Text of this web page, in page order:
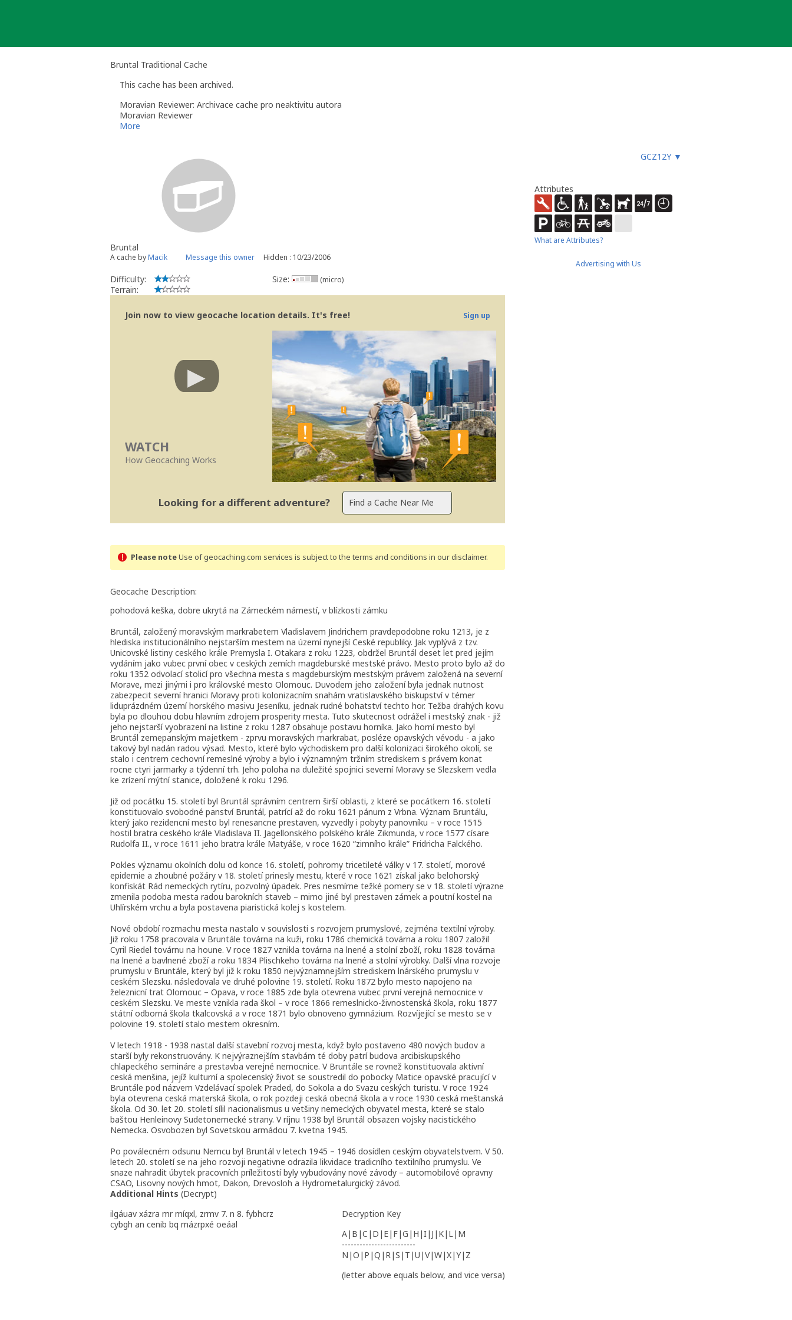
Bruntal Traditional Cache
This cache has been archived.
Moravian Reviewer: Archivace cache pro neaktivitu autora
Moravian Reviewer
Reviewer pro Moravskoslezský a Olomoucký kraj
More
GCZ12Y ▼
Bruntal
A cache byMacik Message this owner Hidden : 10/23/2006
Difficulty:
Terrain:
Size: (micro)
Join now to view geocache location details. It's free! Sign up
WATCH
How Geocaching Works
Looking for a different adventure?
Please noteUse of geocaching.com services is subject to the terms and conditions in our disclaimer.
Geocache Description:
pohodová keška, dobre ukrytá na Zámeckém námestí, v blízkosti zámku
Bruntál, založený moravským markrabetem Vladislavem Jindrichem pravdepodobne roku 1213, je z
hlediska institucionálního nejstarším mestem na území nynejší Ceské republiky. Jak vyplývá z tzv.
Unicovské listiny ceského krále Premysla I. Otakara z roku 1223, obdržel Bruntál deset let pred jejím
vydáním jako vubec první obec v ceských zemích magdeburské mestské právo. Mesto proto bylo až do
roku 1352 odvolací stolicí pro všechna mesta s magdeburským mestským právem založená na severní
Morave, mezi jinými i pro královské mesto Olomouc. Duvodem jeho založení byla jednak nutnost
zabezpecit severní hranici Moravy proti kolonizacním snahám vratislavského biskupství v témer
liduprázdném území horského masivu Jeseníku, jednak rudné bohatství techto hor. Težba drahých kovu
byla po dlouhou dobu hlavním zdrojem prosperity mesta. Tuto skutecnost odrážel i mestský znak - již
jeho nejstarší vyobrazení na listine z roku 1287 obsahuje postavu horníka. Jako horní mesto byl
Bruntál zemepanským majetkem - zprvu moravských markrabat, posléze opavských vévodu - a jako
takový byl nadán radou výsad. Mesto, které bylo východiskem pro další kolonizaci širokého okolí, se
stalo i centrem cechovní remeslné výroby a bylo i významným tržním strediskem s právem konat
rocne ctyri jarmarky a týdenní trh. Jeho poloha na duležité spojnici severní Moravy se Slezskem vedla
ke zrízení mýtní stanice, doložené k roku 1296.
Již od pocátku 15. století byl Bruntál správním centrem širší oblasti, z které se pocátkem 16. století
konstituovalo svobodné panství Bruntál, patrící až do roku 1621 pánum z Vrbna. Význam Bruntálu,
který jako rezidencní mesto byl renesancne prestaven, vyzvedly i pobyty panovníku – v roce 1515
hostil bratra ceského krále Vladislava II. Jagellonského polského krále Zikmunda, v roce 1577 císare
Rudolfa II., v roce 1611 jeho bratra krále Matyáše, v roce 1620 “zimního krále” Fridricha Falckého.
Pokles významu okolních dolu od konce 16. století, pohromy tricetileté války v 17. století, morové
epidemie a zhoubné požáry v 18. století prinesly mestu, které v roce 1621 získal jako belohorský
konfiskát Rád nemeckých rytíru, pozvolný úpadek. Pres nesmírne težké pomery se v 18. století výrazne
zmenila podoba mesta radou barokních staveb – mimo jiné byl prestaven zámek a poutní kostel na
Uhlírském vrchu a byla postavena piaristická kolej s kostelem.
Nové období rozmachu mesta nastalo v souvislosti s rozvojem prumyslové, zejména textilní výroby.
Již roku 1758 pracovala v Bruntále továrna na kuži, roku 1786 chemická továrna a roku 1807 založil
Cyril Riedel továrnu na houne. V roce 1827 vznikla továrna na lnené a stolní zboží, roku 1828 továrna
na lnené a bavlnené zboží a roku 1834 Plischkeho továrna na lnené a stolní výrobky. Další vlna rozvoje
prumyslu v Bruntále, který byl již k roku 1850 nejvýznamnejším strediskem lnárského prumyslu v
ceském Slezsku. následovala ve druhé polovine 19. století. Roku 1872 bylo mesto napojeno na
železnicní trat Olomouc – Opava, v roce 1885 zde byla otevrena vubec první verejná nemocnice v
ceském Slezsku. Ve meste vznikla rada škol – v roce 1866 remeslnicko-živnostenská škola, roku 1877
státní odborná škola tkalcovská a v roce 1871 bylo obnoveno gymnázium. Rozvíjející se mesto se v
polovine 19. století stalo mestem okresním.
V letech 1918 - 1938 nastal další stavební rozvoj mesta, když bylo postaveno 480 nových budov a
starší byly rekonstruovány. K nejvýraznejším stavbám té doby patrí budova arcibiskupského
chlapeckého semináre a prestavba verejné nemocnice. V Bruntále se rovnež konstituovala aktivní
ceská menšina, jejíž kulturní a spolecenský život se soustredil do pobocky Matice opavské pracující v
Bruntále pod názvem Vzdelávací spolek Praded, do Sokola a do Svazu ceských turistu. V roce 1924
byla otevrena ceská materská škola, o rok pozdeji ceská obecná škola a v roce 1930 ceská meštanská
škola. Od 30. let 20. století sílil nacionalismus u vetšiny nemeckých obyvatel mesta, které se stalo
baštou Henleinovy Sudetonemecké strany. V ríjnu 1938 byl Bruntál obsazen vojsky nacistického
Nemecka. Osvobozen byl Sovetskou armádou 7. kvetna 1945.
Po poválecném odsunu Nemcu byl Bruntál v letech 1945 – 1946 dosídlen ceským obyvatelstvem. V 50.
letech 20. století se na jeho rozvoji negativne odrazila likvidace tradicního textilního prumyslu. Ve
snaze nahradit úbytek pracovních príležitostí byly vybudovány nové závody – automobilové opravny
CSAO, Lisovny nových hmot, Dakon, Drevosloh a Hydrometalurgický závod.
Additional Hints (Decrypt)
ilgáuav xázra mr míqxl, zrmv 7. n 8. fybhcrz
cybgh an cenib bq mázrpxé oeáal
Decryption Key
A|B|C|D|E|F|G|H|I|J|K|L|M
-------------------------
N|O|P|Q|R|S|T|U|V|W|X|Y|Z
(letter above equals below, and vice versa)
Attributes
What are Attributes?
Advertising with Us